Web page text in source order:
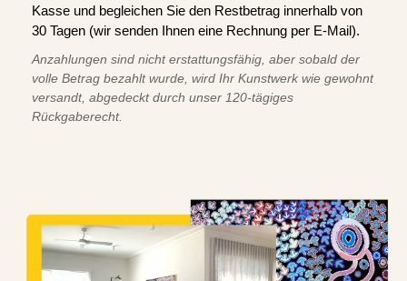
Kasse und begleichen Sie den Restbetrag innerhalb von
30 Tagen (wir senden Ihnen eine Rechnung per E-Mail).
Anzahlungen sind nicht erstattungsfähig, aber sobald der
volle Betrag bezahlt wurde, wird Ihr Kunstwerk wie gewohnt
versandt, abgedeckt durch unser 120-tägiges
Rückgaberecht.